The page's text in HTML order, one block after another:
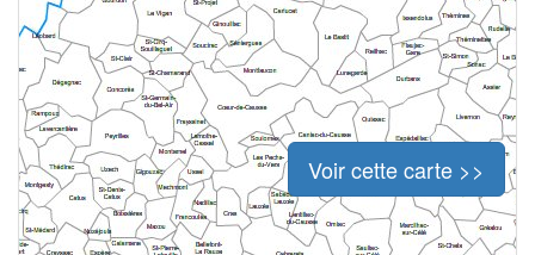
Voir cette carte >>